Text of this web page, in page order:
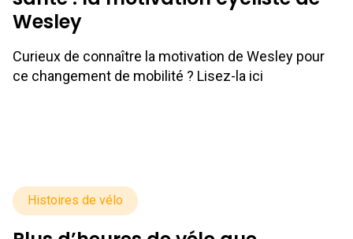
Wesley
Curieux de connaître la motivation de Wesley pour
ce changement de mobilité ? Lisez-la ici
Histoires de vélo